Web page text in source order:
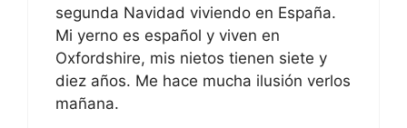
segunda Navidad viviendo en España.
Mi yerno es español y viven en
Oxfordshire, mis nietos tienen siete y
diez años. Me hace mucha ilusión verlos
mañana.